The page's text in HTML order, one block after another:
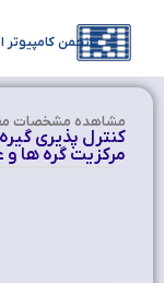
انجمن کامپیوتر
مشاهده‌ مشخصات
کنترل پذیری
مرکزیت گره ها